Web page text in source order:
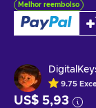
Melhor reembolso
9.75
US$ 5,93